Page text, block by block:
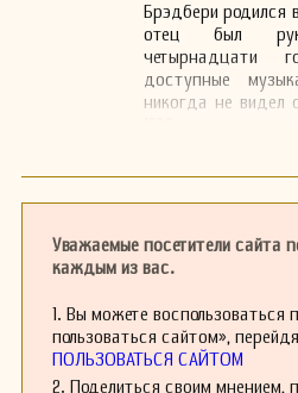
Брэдбери родился
отец был
четырнадцати
доступные
никогда не видел
Там он
популярность
schools и
человек. В
Германию, где
вокальную и
Уважаемые посетители сайта
каждым из вас.
1. Вы можете воспользоваться
пользоваться сайтом»,
ПОЛЬЗОВАТЬСЯ САЙТОМ
2. Поделиться своим мнением,